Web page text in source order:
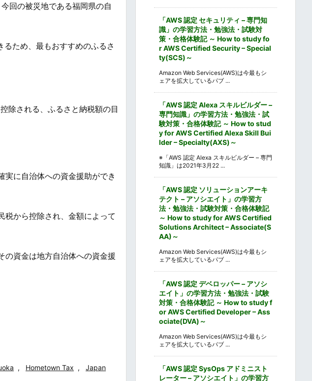
回の被災地である福岡県の自
ため、最もおすすめのふるさ
除される、ふるさと納税額の目
実に自治体への資金援助ができ
税から控除され、金額によって
の資金は地方自治体への資金援
, Hometown Tax , Japan
「AWS 認定 セキュリティ – 専門知
識」の学習方法・勉強法・試験対
策・合格体験記 ～ How to study fo
r AWS Certified Security – Special
ty(SCS)～
Amazon Web Services(AWS)は今最もシ
ェアを拡大しているパブ ...
「AWS 認定 Alexa スキルビルダー –
専門知識」の学習方法・勉強法・試
験対策・合格体験記 ～ How to stud
y for AWS Certified Alexa Skill Bui
lder – Specialty(AXS)～
※「AWS 認定 Alexa スキルビルダー – 専門
知識」は2021年3月22 ...
「AWS 認定 ソリューションアーキ
テクト – アソシエイト」の学習方
法・勉強法・試験対策・合格体験記
～ How to study for AWS Certified
Solutions Architect – Associate(S
AA)～
Amazon Web Services(AWS)は今最もシ
ェアを拡大しているパブ ...
「AWS 認定 デベロッパー – アソシ
エイト」の学習方法・勉強法・試験
対策・合格体験記 ～ How to study f
or AWS Certified Developer – Ass
ociate(DVA)～
Amazon Web Services(AWS)は今最もシ
ェアを拡大しているパブ ...
「AWS 認定 SysOps アドミニスト
レーター – アソシエイト」の学習方